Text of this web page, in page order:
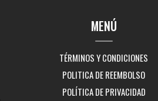
MENÚ
TÉRMINOS Y CONDICIONES
POLITICA DE REEMBOLSO
POLÍTICA DE PRIVACIDAD